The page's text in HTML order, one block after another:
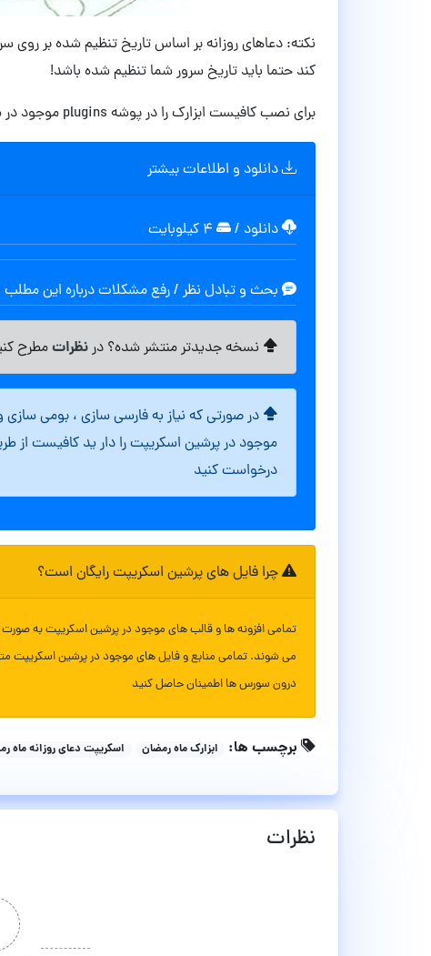
نکته: دعاهای روزانه بر اساس تاریخ تنظیم شده بر روی
کند حتما باید تاریخ سرور شما تنظیم شده باشد!
برای نصب کافیست ابزارک را در پوشه plugins موجود در مسیر wp-content قرار دهید
دانلود و اطلاعات بیشتر
دانلود /
بحث و تبادل نظر / رفع مشکلات درباره این مطلب
نسخه جدیدتر منتشر شده؟ درنظراتمطرح
در صورتی که نیاز به فارسی سازی ، بومی
موجود در پرشین اسکریپت را دار ید کافیست از
درخواست کنید
چرا فایل های پرشین اسکریپت رایگان است؟
تمامی افزونه ها و قالب های موجود در پرشین اسکریپت به
می شوند. تمامی منابع و فایل های موجود در پرشین اسکریپت
درون سورس ها اطمینان حاصل کنید
برچسب ها: ابزارک ماه رمضان اسکریپت دعای روزانه ماه
نظرات